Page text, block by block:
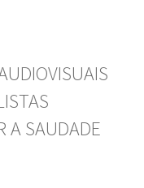
A SAUDADE